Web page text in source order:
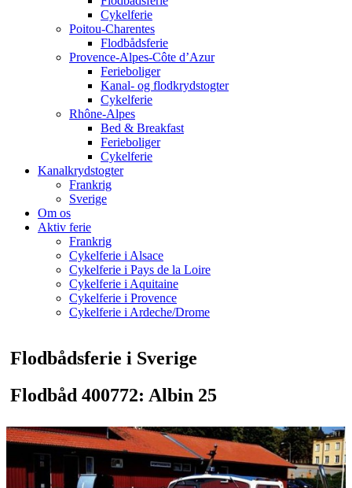
Cykelferie
Poitou-Charentes
Flodbådsferie
Provence-Alpes-Côte d’Azur
Ferieboliger
Kanal- og flodkrydstogter
Cykelferie
Rhône-Alpes
Bed & Breakfast
Ferieboliger
Cykelferie
Kanalkrydstogter
Frankrig
Sverige
Om os
Aktiv ferie
Frankrig
Cykelferie i Alsace
Cykelferie i Pays de la Loire
Cykelferie i Aquitaine
Cykelferie i Provence
Cykelferie i Ardeche/Drome
Flodbådsferie i Sverige
Flodbåd 400772: Albin 25